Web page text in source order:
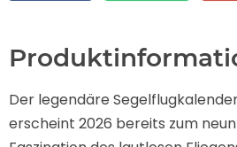
Der legendäre
erscheint 2026 bereits zum